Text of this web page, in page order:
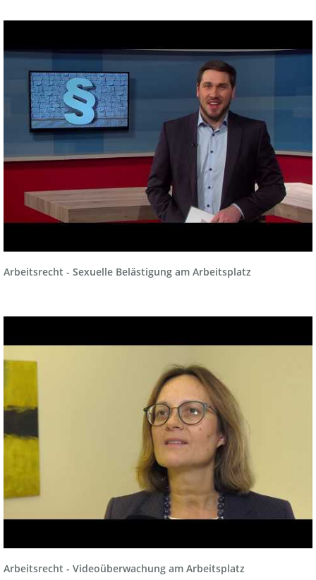
Arbeitsrecht - Sexuelle Belästigung am Arbeitsplatz
Arbeitsrecht - Videoüberwachung am Arbeitsplatz